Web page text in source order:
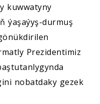
kuwwatyny
ýaşaýyş-durmuş
Prezidentimiz
nobatdaky gezek